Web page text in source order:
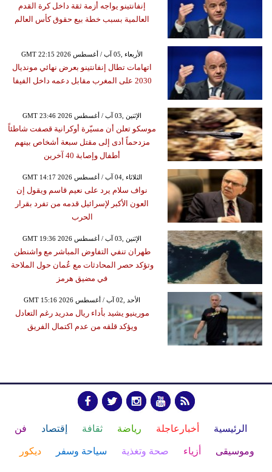
إنفانتينو يواجه أزمة ثقة داخل كرة القدم
العالمية بسبب خطة بيع حقوق كأس العالم
GMT 22:15 2026 الأربعاء ,05 آب / أغسطس
اتهامات تطال إنفانتينو بعرض نهائي مونديال
2030 على المغرب مقابل دعمه داخل الفيفا
GMT 23:46 2026 الإثنين ,03 آب / أغسطس
موسكو تعلن أن مسيّرة أوكرانية قصفت شاطئاً
مزدحماً أدى إلى مقتل سبعة أشخاص بينهم
أطفال وإصابة 40 آخرين
GMT 14:17 2026 الثلاثاء ,04 آب / أغسطس
نواف سلام يرد على نعيم قاسم ويقول إن
العون الأكبر لإسرائيل قدمه من تفرد بقرار
الحرب
GMT 19:36 2026 الإثنين ,03 آب / أغسطس
طهران تنفي التفاوض المباشر مع واشنطن
وتؤكد حصر المحادثات مع عُمان حول الملاحة
في مضيق هرمز
GMT 15:16 2026 الأحد ,02 آب / أغسطس
مورينيو يشيد بأداء ريال مدريد رغم التعادل
ويؤكد قلقه من عدم اكتمال الفريق
الرئيسية أخبارعاجلة رياضة ثقافة إقتصاد فن
وموسيقى أزياء صحة وتغذية سياحة وسفر ديكور